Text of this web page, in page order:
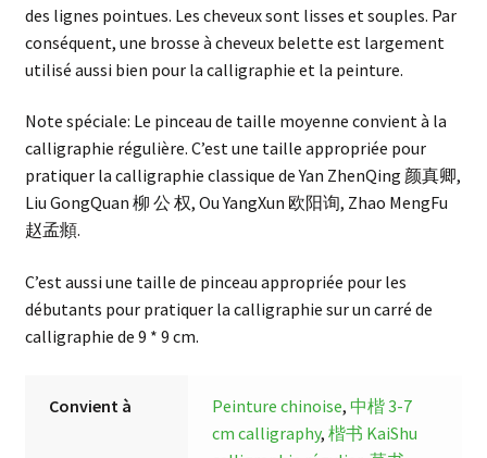
des lignes pointues. Les cheveux sont lisses et souples. Par
conséquent, une brosse à cheveux belette est largement
utilisé aussi bien pour la calligraphie et la peinture.
Note spéciale: Le pinceau de taille moyenne convient à la
calligraphie régulière. C’est une taille appropriée pour
pratiquer la calligraphie classique de Yan ZhenQing 颜真卿,
Liu GongQuan 柳 公 权, Ou YangXun 欧阳询, Zhao MengFu
赵孟頫.
C’est aussi une taille de pinceau appropriée pour les
débutants pour pratiquer la calligraphie sur un carré de
calligraphie de 9 * 9 cm.
Convient à Peinture chinoise, 中楷 3-7
cm calligraphy,楷书 KaiShu